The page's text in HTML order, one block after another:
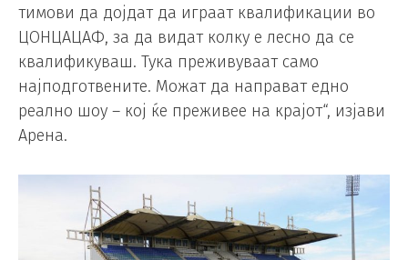
тимови да дојдат да играат квалификации во
ЦОНЦАЦАФ, за да видат колку е лесно да се
квалификуваш. Тука преживуваат само
најподготвените. Можат да направат едно
реално шоу – кој ќе преживее на крајот“, изјави
Арена.